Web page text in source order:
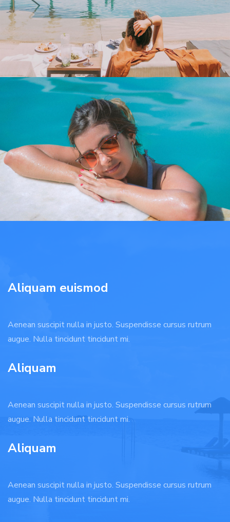
Aliquam euismod
Aenean suscipit nulla in justo. Suspendisse cursus rutrum
augue. Nulla tincidunt tincidunt mi.
Aliquam
Aenean suscipit nulla in justo. Suspendisse cursus rutrum
augue. Nulla tincidunt tincidunt mi.
Aliquam
Aenean suscipit nulla in justo. Suspendisse cursus rutrum
augue. Nulla tincidunt tincidunt mi.